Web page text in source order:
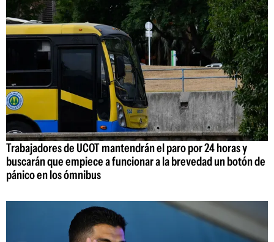
Trabajadores de UCOT mantendrán el paro por 24 horas y
buscarán que empiece a funcionar a la brevedad un botón de
pánico en los ómnibus